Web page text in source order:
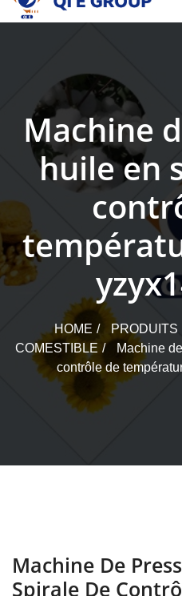
content
Machine
huile en
HOME PRODUITS
COMESTIBLE
Machine
contrôle de
Machine De
Spirale De